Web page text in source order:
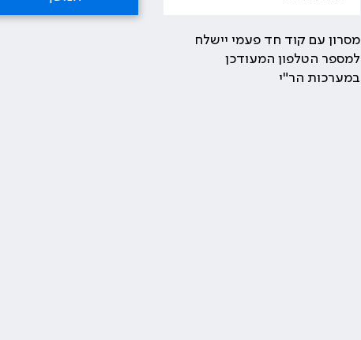
מסרון עם קוד חד פעמי יישלח
למספר הטלפון המעודכן
במערכות הר"י